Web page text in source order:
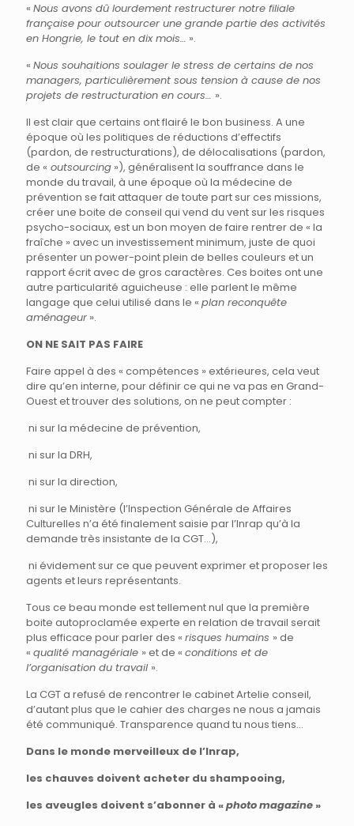
« Nous avons dû lourdement restructurer notre filiale
française pour outsourcer une grande partie des activités
en Hongrie, le tout en dix mois… ».
« Nous souhaitions soulager le stress de certains de nos
managers, particulièrement sous tension à cause de nos
projets de restructuration en cours… ».
Il est clair que certains ont flairé le bon business. A une
époque où les politiques de réductions d’effectifs
(pardon, de restructurations), de délocalisations (pardon,
de « outsourcing »), généralisent la souffrance dans le
monde du travail, à une époque où la médecine de
prévention se fait attaquer de toute part sur ces missions,
créer une boite de conseil qui vend du vent sur les risques
psycho-sociaux, est un bon moyen de faire rentrer de « la
fraîche » avec un investissement minimum, juste de quoi
présenter un power-point plein de belles couleurs et un
rapport écrit avec de gros caractères. Ces boites ont une
autre particularité aguicheuse : elle parlent le même
langage que celui utilisé dans le « plan reconquête
aménageur ».
ON NE SAIT PAS FAIRE
Faire appel à des « compétences » extérieures, cela veut
dire qu’en interne, pour définir ce qui ne va pas en Grand-
Ouest et trouver des solutions, on ne peut compter :
ni sur la médecine de prévention,
ni sur la DRH,
ni sur la direction,
ni sur le Ministère (l’Inspection Générale de Affaires
Culturelles n’a été finalement saisie par l’Inrap qu’à la
demande très insistante de la CGT…),
ni évidement sur ce que peuvent exprimer et proposer les
agents et leurs représentants.
Tous ce beau monde est tellement nul que la première
boite autoproclamée experte en relation de travail serait
plus efficace pour parler des « risques humains » de
« qualité managériale » et de « conditions et de
l’organisation du travail ».
La CGT a refusé de rencontrer le cabinet Artelie conseil,
d’autant plus que le cahier des charges ne nous a jamais
été communiqué. Transparence quand tu nous tiens…
Dans le monde merveilleux de l’Inrap,
les chauves doivent acheter du shampooing,
les aveugles doivent s’abonner à «photo magazine »